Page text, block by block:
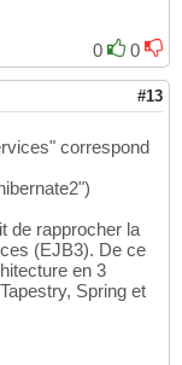
0
0
#13
correspond
de rapprocher la
(EJB3). De ce
en 3
Spring et